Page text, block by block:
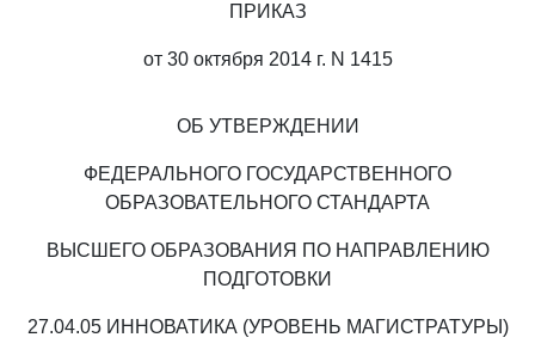
ПРИКАЗ
от 30 октября 2014 г. N 1415
ОБ УТВЕРЖДЕНИИ
ФЕДЕРАЛЬНОГО ГОСУДАРСТВЕННОГО
ОБРАЗОВАТЕЛЬНОГО СТАНДАРТА
ВЫСШЕГО ОБРАЗОВАНИЯ ПО НАПРАВЛЕНИЮ
ПОДГОТОВКИ
27.04.05 ИННОВАТИКА (УРОВЕНЬ МАГИСТРАТУРЫ)